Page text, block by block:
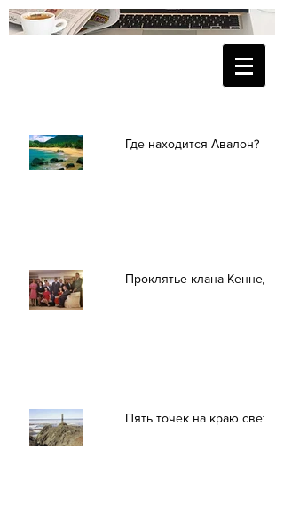
Где находится Авалон?
Проклятье клана Кеннеди
Пять точек на краю света